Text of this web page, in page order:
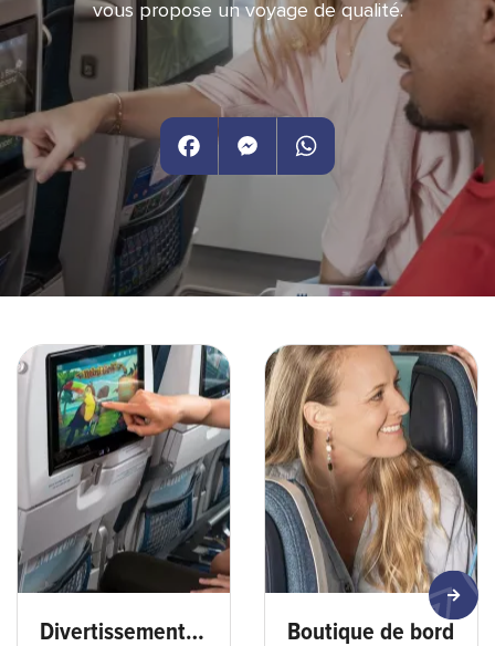
vous propose un voyage de qualité.
Facebook
Divertissement à bord-min
Divertissements à bord
DMA_2288-HD.jpg
Boutique de bord